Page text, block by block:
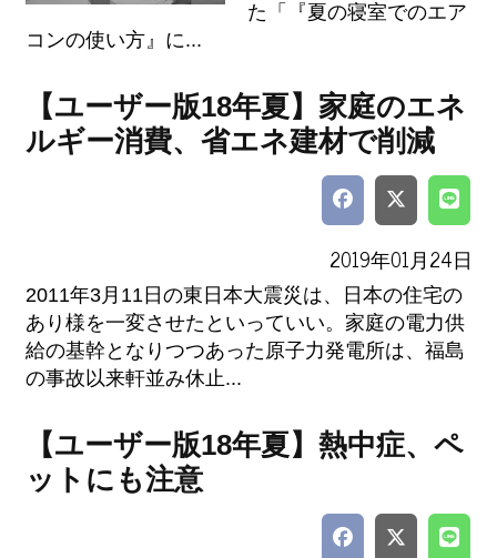
た「『夏の寝室でのエア
コンの使い方』に...
【ユーザー版18年夏】家庭のエネ
ルギー消費、省エネ建材で削減
2019年01月24日
2011年3月11日の東日本大震災は、日本の住宅の
あり様を一変させたといっていい。家庭の電力供
給の基幹となりつつあった原子力発電所は、福島
の事故以来軒並み休止...
【ユーザー版18年夏】熱中症、ペ
ットにも注意